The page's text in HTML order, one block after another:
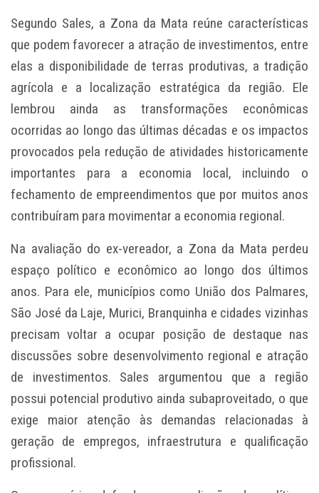
Segundo Sales, a Zona da Mata reúne características
que podem favorecer a atração de investimentos, entre
elas a disponibilidade de terras produtivas, a tradição
agrícola e a localização estratégica da região. Ele
lembrou ainda as transformações econômicas
ocorridas ao longo das últimas décadas e os impactos
provocados pela redução de atividades historicamente
importantes para a economia local, incluindo o
fechamento de empreendimentos que por muitos anos
contribuíram para movimentar a economia regional.
Na avaliação do ex-vereador, a Zona da Mata perdeu
espaço político e econômico ao longo dos últimos
anos. Para ele, municípios como União dos Palmares,
São José da Laje, Murici, Branquinha e cidades vizinhas
precisam voltar a ocupar posição de destaque nas
discussões sobre desenvolvimento regional e atração
de investimentos. Sales argumentou que a região
possui potencial produtivo ainda subaproveitado, o que
exige maior atenção às demandas relacionadas à
geração de empregos, infraestrutura e qualificação
profissional.